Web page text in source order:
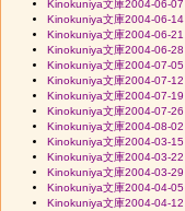
Kinokuniya文庫2004-06-07
Kinokuniya文庫2004-06-14
Kinokuniya文庫2004-06-21
Kinokuniya文庫2004-06-28
Kinokuniya文庫2004-07-05
Kinokuniya文庫2004-07-12
Kinokuniya文庫2004-07-19
Kinokuniya文庫2004-07-26
Kinokuniya文庫2004-08-02
Kinokuniya文庫2004-03-15
Kinokuniya文庫2004-03-22
Kinokuniya文庫2004-03-29
Kinokuniya文庫2004-04-05
Kinokuniya文庫2004-04-12